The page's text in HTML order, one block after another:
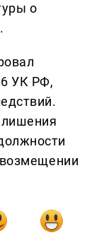
о
УК РФ,